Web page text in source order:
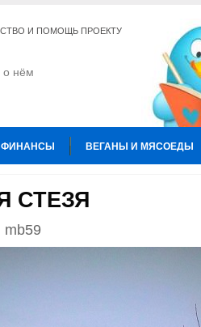
И ПОМОЩЬ ПРОЕКТУ
о нём
ФИНАНСЫ ВЕГАНЫ И МЯСОЕДЫ
СТЕЗЯ
mb59